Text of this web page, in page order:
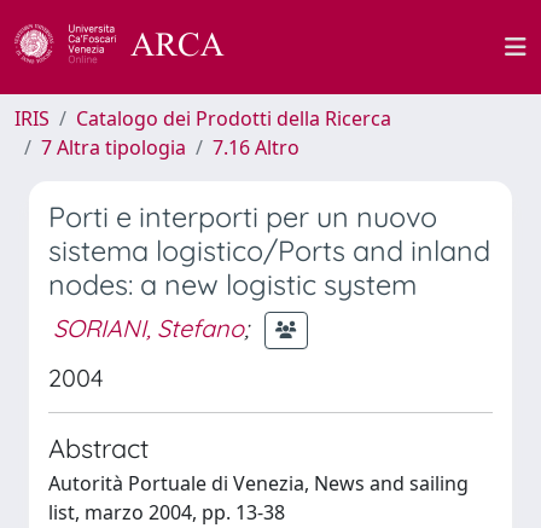
IRIS
Catalogo dei Prodotti della Ricerca
7 Altra tipologia
7.16 Altro
Porti e interporti per un nuovo
sistema logistico/Ports and inland
nodes: a new logistic system
SORIANI, Stefano;
2004
Abstract
Autorità Portuale di Venezia, News and sailing
list, marzo 2004, pp. 13-38